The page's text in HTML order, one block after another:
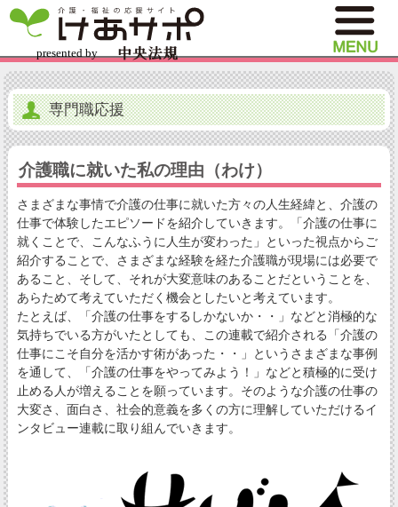
専門職応援
介護職に就いた私の理由（わけ）
さまざまな事情で介護の仕事に就いた方々の人生経緯と、介護の
仕事で体験したエピソードを紹介していきます。「介護の仕事に
就くことで、こんなふうに人生が変わった」といった視点からご
紹介することで、さまざまな経験を経た介護職が現場には必要で
あること、そして、それが大変意味のあることだということを、
あらためて考えていただく機会としたいと考えています。
たとえば、「介護の仕事をするしかないか・・」などと消極的な
気持ちでいる方がいたとしても、この連載で紹介される「介護の
仕事にこそ自分を活かす術があった・・」というさまざまな事例
を通して、「介護の仕事をやってみよう！」などと積極的に受け
止める人が増えることを願っています。そのような介護の仕事の
大変さ、面白さ、社会的意義を多くの方に理解していただけるイ
ンタビュー連載に取り組んでいきます。